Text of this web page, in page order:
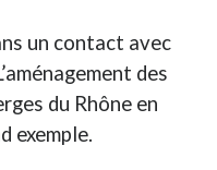
un contact avec
des
du Rhône en
exemple.